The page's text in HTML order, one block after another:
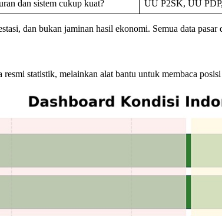
dan sistem cukup kuat? UU P2SK, UU
dan bukan jaminan hasil ekonomi. Semua data
statistik, melainkan alat bantu untuk membaca